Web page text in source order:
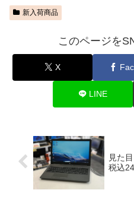
新入荷商品
このページを
X
LINE
見た
税込